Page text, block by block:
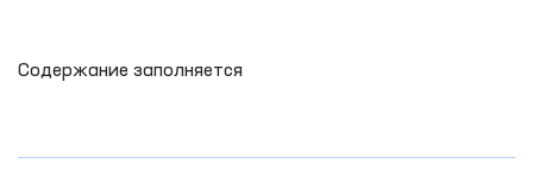
Содержание заполняется